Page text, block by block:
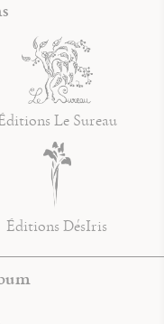
Le Sureau
Éditions DésIris